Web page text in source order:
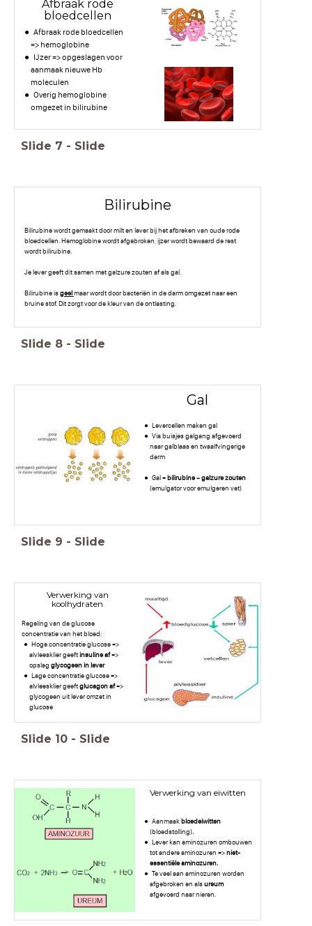
Afbraak rode
bloedcellen
Afbraak rode bloedcellen
=> hemoglobine
IJzer => opgeslagen voor
aanmaak nieuwe Hb
moleculen
Overig hemoglobine
omgezet in bilirubine
Slide 7 - Slide
Bilirubine
Bilirubine wordt gemaakt door milt en lever bij het afbreken van oude rode
bloedcellen. Hemoglobine wordt afgebroken, ijzer wordt bewaard de rest
wordt bilirubine.
Je lever geeft dit samen met galzure zouten af als gal.
Bilirubine isgeelmaar wordt door bacteriën in de darm omgezet naar een
bruine stof. Dit zorgt voor de kleur van de ontlasting.
Slide 8 - Slide
Gal
Levercellen maken gal
Via buisjes galgang afgevoerd
naar galblaas en twaalfvingerige
darm
Gal = bilirubine+galzure zouten
(emulgator voor emulgeren vet)
Slide 9 - Slide
Verwerking van
koolhydraten
Regeling van de glucose
concentratie van het bloed:
Hoge concentratie glucose =>
alvleesklier geeftinsuline af=>
opslagglycogeen in lever
Lage concentratie glucose =>
alvleesklier geeftglucagon af=>
glycogeen uit lever omzet in
glucose
Slide 10 - Slide
Verwerking van eiwitten
Aanmaakbloedeiwitten
(bloedstolling).
Lever kan aminozuren ombouwen
tot andere aminozuren =>niet-
essentiële aminozuren.
Te veel aan aminozuren worden
afgebroken en alsureum
afgevoerd naar nieren.